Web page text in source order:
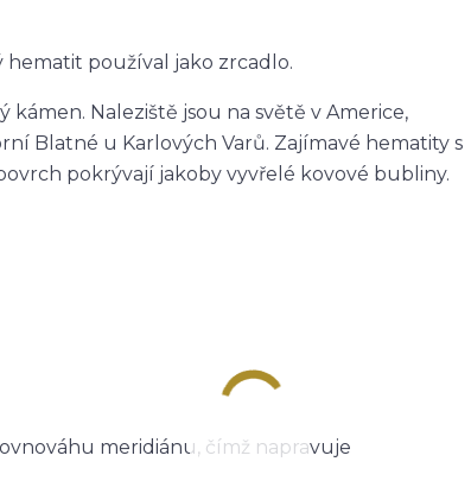
používal jako zrcadlo.
Naleziště jsou na světě v Americe,
Blatné u Karlových Varů. Zajímavé hematity s
pokrývají jakoby vyvřelé kovové bubliny.
meridiánu, čímž napravuje